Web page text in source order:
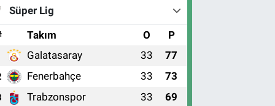
Süper Lig
Takım O P
Galatasaray 33 77
Fenerbahçe 33 73
Trabzonspor 33 69